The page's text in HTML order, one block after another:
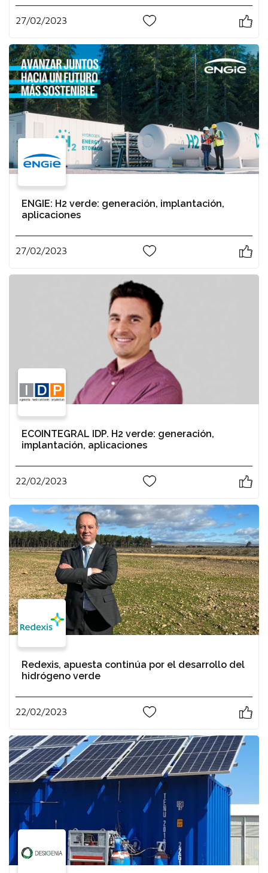
27/02/2023
ENGIE: H2 verde: generación, implantación,
aplicaciones
27/02/2023
ECOINTEGRAL IDP. H2 verde: generación,
implantación, aplicaciones
22/02/2023
Redexis, apuesta continúa por el desarrollo del
hidrógeno verde
22/02/2023